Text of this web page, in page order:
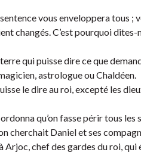
vous enveloppera tous ;
changés. C’est pourquoi
qui puisse dire ce que
astrologue ou Chaldéen.
le dire au roi, excepté les
qu’on fasse périr tous les
cherchait Daniel et ses
Arjoc, chef des gardes du roi,